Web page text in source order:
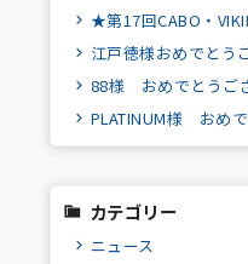
★第17回CABO・
江戸徳様おめでとう
88様 おめでとうご
PLATINUM様 おめ
カテゴリー
ニュース